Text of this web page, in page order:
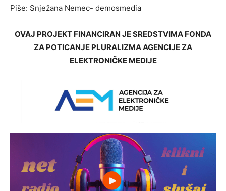
Piše: Snježana Nemec- demosmedia
OVAJ PROJEKT FINANCIRAN JE SREDSTVIMA FONDA
ZA POTICANJE PLURALIZMA AGENCIJE ZA
ELEKTRONIČKE MEDIJE